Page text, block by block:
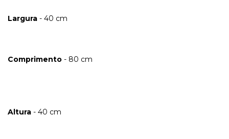
Largura - 40 cm
Comprimento - 80 cm
Altura - 40 cm